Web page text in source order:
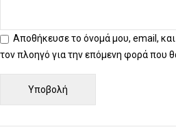
Αποθήκευσε το όνομά μου, email,
τον πλοηγό για την επόμενη φορά που